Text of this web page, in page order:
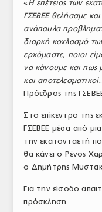
ΑΡΧΕΙΟ ΤΕΥΧΩΝ
ΣΥΝΕΔΡΙΟ ΚΡΕΑΤΟΣ
«Η επέτειος των
ΓΣΕΒΕΕ θελήσαμε
ανάπαυλα
διαρκή κοχλασμό
ερχόμαστε, ποιοι
να κάνουμε και πως
και
Πρόεδρος της
Στο επίκεντρο της
ΓΣΕΒΕΕ μέσα από
την εκατονταετή
θα κάνει ο Ρένος
ο Δημήτρης
Για την είσοδο
πρόσκληση.